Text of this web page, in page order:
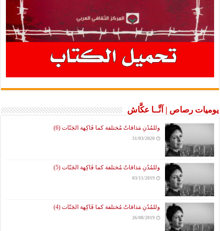
رصاص | آنَّــا عكَّاش
وللمُدُنِ مَذاقاتٌ مُختلفة كما فَاكِهة الجَنّات (6)
31/03/2020
وللمُدُنِ مَذاقاتٌ مُختلفة كما فَاكِهة الجَنّات (5)
03/11/2019
وللمُدُنِ مَذاقاتٌ مُختلفة كما فَاكِهة الجَنّات (4)
26/08/2019